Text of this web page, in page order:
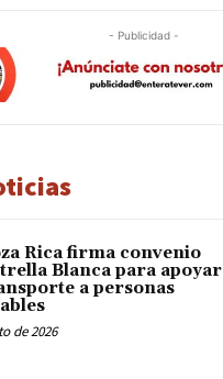
- Publicidad -
Rica firma convenio
Blanca para apoyar
a personas
de 2026